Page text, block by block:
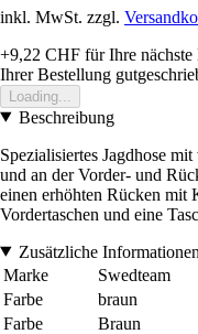
inkl. MwSt. zzgl.
+9,22 CHF für Ihre nächste
Ihrer Bestellung
Loading...
Beschreibung
Spezialisiertes Jagdhose
und an der Vorder- und
einen erhöhten Rücken mit
Vordertaschen und eine
Zusätzliche Informationen
Marke
Swedteam
Farbe
braun
Farbe
Braun